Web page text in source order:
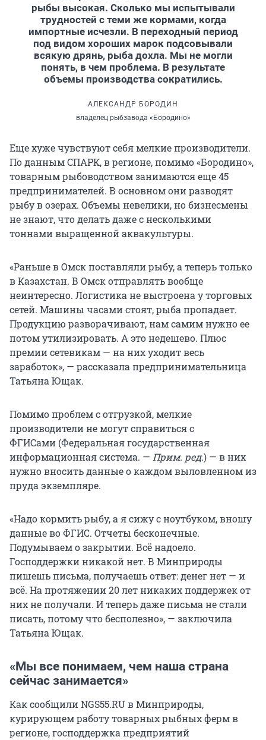
рыбы высокая. Сколько мы испытывали
трудностей с теми же кормами, когда
импортные исчезли. В переходный период
под видом хороших марок подсовывали
всякую дрянь, рыба дохла. Мы не могли
понять, в чем проблема. В результате
объемы производства сократились.
АЛЕКСАНДР БОРОДИН
владелец рыбзавода «Бородино»
Еще хуже чувствуют себя мелкие производители.
По данным СПАРК, в регионе, помимо «Бородино»,
товарным рыбоводством занимаются еще 45
предпринимателей. В основном они разводят
рыбу в озерах. Объемы невелики, но бизнесмены
не знают, что делать даже с несколькими
тоннами выращенной аквакультуры.
«Раньше в Омск поставляли рыбу, а теперь только
в Казахстан. В Омск отправлять вообще
неинтересно. Логистика не выстроена у торговых
сетей. Машины часами стоят, рыба пропадает.
Продукцию разворачивают, нам самим нужно ее
потом утилизировать. А это недешево. Плюс
премии сетевикам — на них уходит весь
заработок», — рассказала предпринимательница
Татьяна Ющак.
Помимо проблем с отгрузкой, мелкие
производители не могут справиться с
ФГИСами (Федеральная государственная
информационная система. — Прим. ред.) — в них
нужно вносить данные о каждом выловленном из
пруда экземпляре.
«Надо кормить рыбу, а я сижу с ноутбуком, вношу
данные во ФГИС. Отчеты бесконечные.
Подумываем о закрытии. Всё надоело.
Господдержки никакой нет. В Минприроды
пишешь письма, получаешь ответ: денег нет — и
всё. На протяжении 20 лет никаких поддержек от
них не получали. И теперь даже письма не стали
писать, потому что бесполезно», — заключила
Татьяна Ющак.
«Мы все понимаем, чем наша страна
сейчас занимается»
Как сообщили NGS55.RU в Минприроды,
курирующем работу товарных рыбных ферм в
регионе, господдержка предприятий